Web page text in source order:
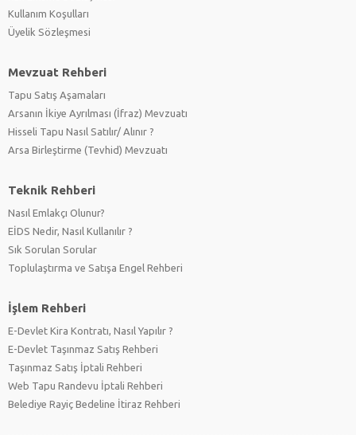
Kullanım Koşulları
Üyelik Sözleşmesi
Mevzuat Rehberi
Tapu Satış Aşamaları
Arsanın İkiye Ayrılması (İfraz) Mevzuatı
Hisseli Tapu Nasıl Satılır/ Alınır ?
Arsa Birleştirme (Tevhid) Mevzuatı
Teknik Rehberi
Nasıl Emlakçı Olunur?
EİDS Nedir, Nasıl Kullanılır ?
Sık Sorulan Sorular
Toplulaştırma ve Satışa Engel Rehberi
İşlem Rehberi
E-Devlet Kira Kontratı, Nasıl Yapılır ?
E-Devlet Taşınmaz Satış Rehberi
Taşınmaz Satış İptali Rehberi
Web Tapu Randevu İptali Rehberi
Belediye Rayiç Bedeline İtiraz Rehberi